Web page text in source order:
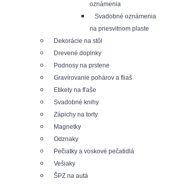
oznámenia
Svadobné oznámenia
na priesvitnom plaste
Dekorácie na stôl
Drevené doplnky
Podnosy na prstene
Gravírovanie pohárov a fliaš
Etikety na fľaše
Svadobné knihy
Zápichy na torty
Magnetky
Odznaky
Pečiatky a voskové pečatidlá
Vešiaky
ŠPZ na autá